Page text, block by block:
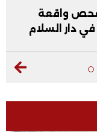
طبيب عظام|